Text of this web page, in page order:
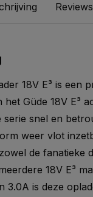
Reviews
18V E³ is een
Güde 18V E³
serie snel en
weer vlot
de fanatieke
18V E³
3.0A is deze